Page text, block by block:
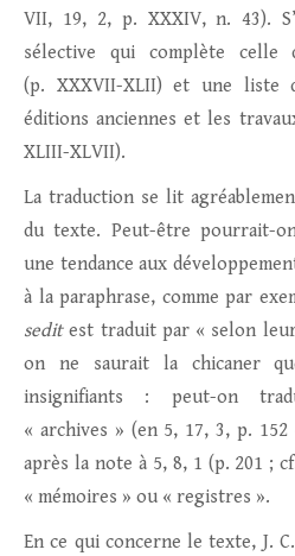
VII, 19, 2, p. XXXIV, n. 43).
sélective qui complète celle
(p. XXXVII-XLII) et une liste
éditions anciennes et les
XLIII-XLVII).
La traduction se lit
du texte. Peut-être pourrait-
une tendance aux
à la paraphrase, comme par
seditest traduit par « selon
on ne saurait la chicaner
insignifiants : peut-on
« archives » (en 5, 17, 3, p.
après la note à 5, 8, 1 (p. 201 ;
« mémoires » ou « registres ».
En ce qui concerne le texte, J.